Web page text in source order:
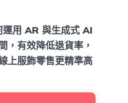
運用 AR 與生成式 AI
，有效降低退貨率，
上服飾零售更精準高